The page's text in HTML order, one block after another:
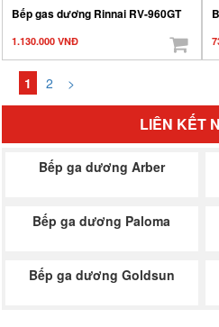
Bếp gas dương Rinnai RV-960GT
1.130.000 VNĐ
1 2 >
LIÊN KẾT
Bếp ga dương Arber
Bếp ga dương Paloma
Bếp ga dương Goldsun